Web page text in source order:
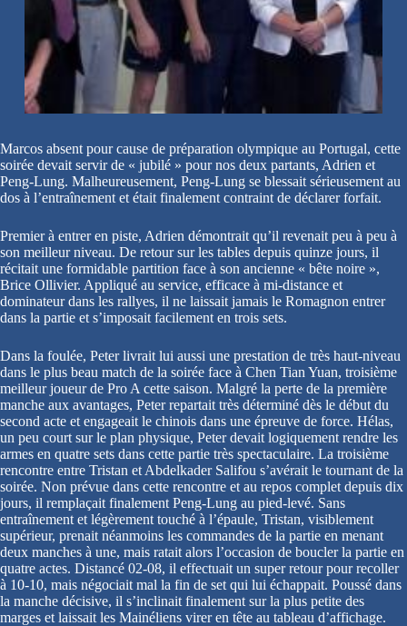
Marcos absent pour cause de préparation olympique au Portugal, cette
soirée devait servir de « jubilé » pour nos deux partants, Adrien et
Peng-Lung. Malheureusement, Peng-Lung se blessait sérieusement au
dos à l’entraînement et était finalement contraint de déclarer forfait.
Premier à entrer en piste, Adrien démontrait qu’il revenait peu à peu à
son meilleur niveau. De retour sur les tables depuis quinze jours, il
récitait une formidable partition face à son ancienne « bête noire »,
Brice Ollivier. Appliqué au service, efficace à mi-distance et
dominateur dans les rallyes, il ne laissait jamais le Romagnon entrer
dans la partie et s’imposait facilement en trois sets.
Dans la foulée, Peter livrait lui aussi une prestation de très haut-niveau
dans le plus beau match de la soirée face à Chen Tian Yuan, troisième
meilleur joueur de Pro A cette saison. Malgré la perte de la première
manche aux avantages, Peter repartait très déterminé dès le début du
second acte et engageait le chinois dans une épreuve de force. Hélas,
un peu court sur le plan physique, Peter devait logiquement rendre les
armes en quatre sets dans cette partie très spectaculaire. La troisième
rencontre entre Tristan et Abdelkader Salifou s’avérait le tournant de la
soirée. Non prévue dans cette rencontre et au repos complet depuis dix
jours, il remplaçait finalement Peng-Lung au pied-levé. Sans
entraînement et légèrement touché à l’épaule, Tristan, visiblement
supérieur, prenait néanmoins les commandes de la partie en menant
deux manches à une, mais ratait alors l’occasion de boucler la partie en
quatre actes. Distancé 02-08, il effectuait un super retour pour recoller
à 10-10, mais négociait mal la fin de set qui lui échappait. Poussé dans
la manche décisive, il s’inclinait finalement sur la plus petite des
marges et laissait les Mainéliens virer en tête au tableau d’affichage.